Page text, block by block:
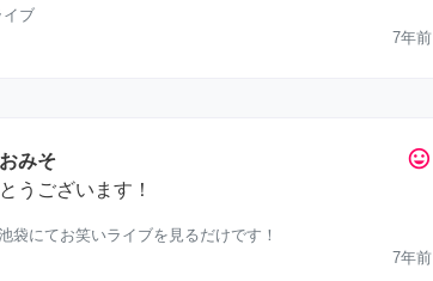
イブ
7年前
tag_faces
みそ
うございます！
袋にてお笑いライブを見るだけです！
7年前